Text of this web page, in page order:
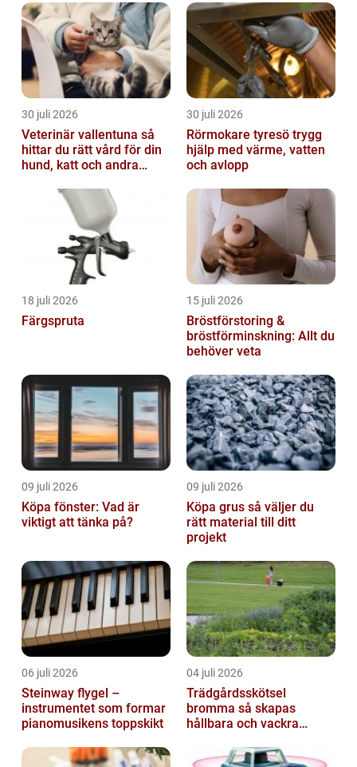
30 juli 2026
Veterinär vallentuna så
hittar du rätt vård för din
hund, katt och andra
30 juli 2026
Rörmokare tyresö trygg
hjälp med värme, vatten
och avlopp
18 juli 2026
Färgspruta
15 juli 2026
Bröstförstoring &
bröstförminskning: Allt du
behöver veta
09 juli 2026
Köpa fönster: Vad är
viktigt att tänka på?
09 juli 2026
Köpa grus så väljer du
rätt material till ditt
projekt
06 juli 2026
Steinway flygel –
instrumentet som formar
pianomusikens toppskikt
04 juli 2026
Trädgårdsskötsel
bromma så skapas
hållbara och vackra